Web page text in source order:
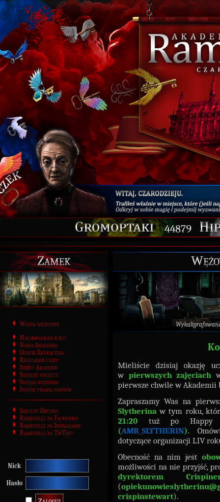
44879
Zamek
Wrota wejściowe
Harmonogram roku
Nasza Akademia
Oferta Edukacyjna
Regulamin czatu
Statut Akademii
Szkolne dekrety
System oceniania
System pisania newsów
Szkolny Discord
Ramesville na Facebooku
Ramesville na Instagramie
Ramesville na TikToku
Nick
Hasło
Mieliście dzisiaj okazję
w pierwszych zajęciach
pierwsze chwile w Akademii
Zapraszamy Was na
Slytherina w tym roku,
21:20 tuż po
(AMR_SLYTHERIN).
dotyczące organizacji LIV
Obecność na nim jest
możliwości na nie przyjść,
dyrektorem
(
crispinstewart).